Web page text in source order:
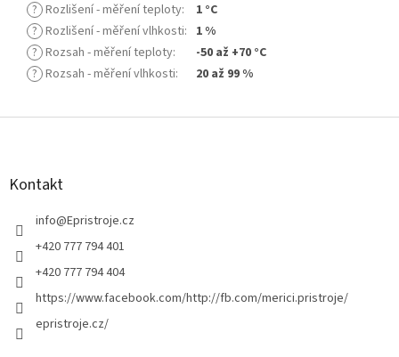
? Rozlišení - měření teploty:
1 °C
? Rozlišení - měření vlhkosti: 1 %
? Rozsah - měření teploty:
-50 až +70 °C
? Rozsah - měření vlhkosti: 20 až 99 %
Z
Kontakt
info@Epristroje.cz
+420 777 794 401
+420 777 794 404
https://www.facebook.com/http://fb.com/merici.pristroje/
epristroje.cz/